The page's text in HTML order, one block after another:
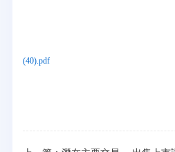
(40).pdf